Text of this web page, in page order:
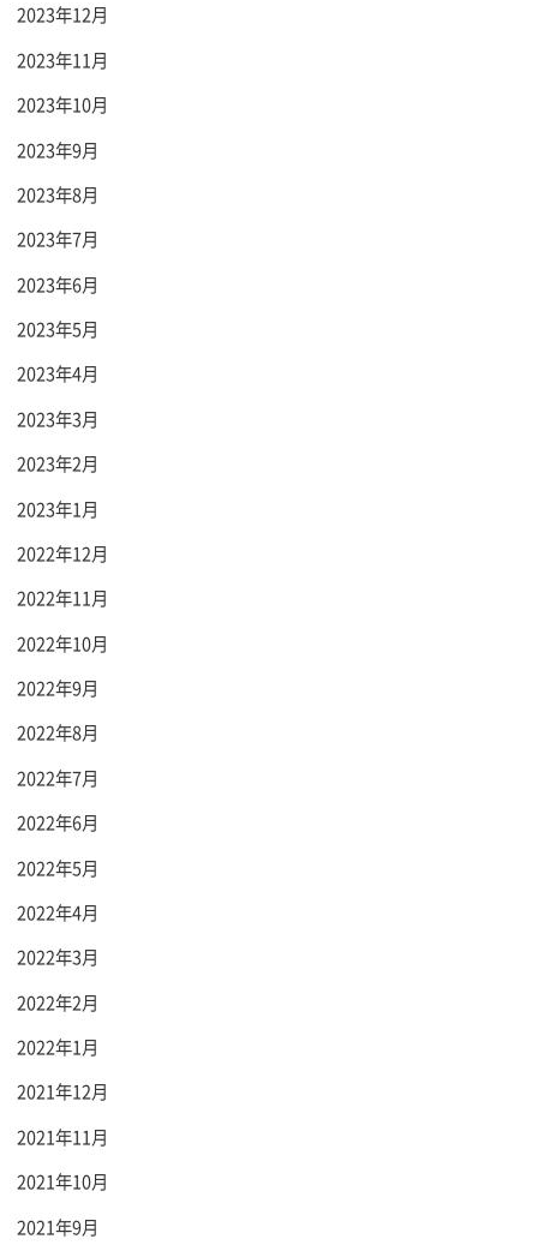
2023年12月
2023年11月
2023年10月
2023年9月
2023年8月
2023年7月
2023年6月
2023年5月
2023年4月
2023年3月
2023年2月
2023年1月
2022年12月
2022年11月
2022年10月
2022年9月
2022年8月
2022年7月
2022年6月
2022年5月
2022年4月
2022年3月
2022年2月
2022年1月
2021年12月
2021年11月
2021年10月
2021年9月